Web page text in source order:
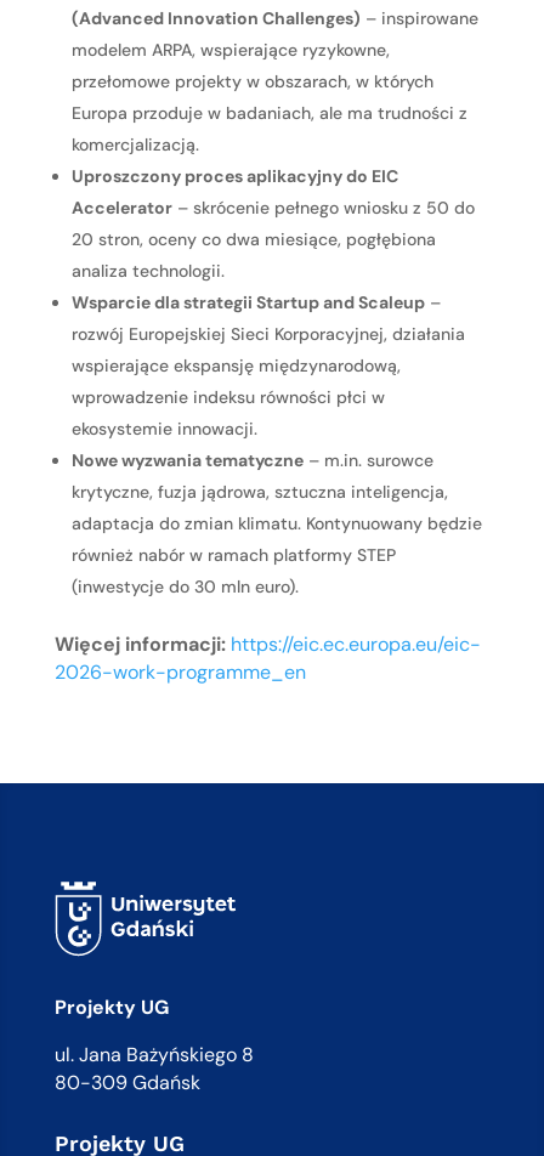
(Advanced Innovation Challenges) – inspirowane
modelem ARPA, wspierające ryzykowne,
przełomowe projekty w obszarach, w których
Europa przoduje w badaniach, ale ma trudności z
komercjalizacją.
Uproszczony proces aplikacyjny do EIC
Accelerator– skrócenie pełnego wniosku z 50 do
20 stron, oceny co dwa miesiące, pogłębiona
analiza technologii.
Wsparcie dla strategii Startup and Scaleup–
rozwój Europejskiej Sieci Korporacyjnej, działania
wspierające ekspansję międzynarodową,
wprowadzenie indeksu równości płci w
ekosystemie innowacji.
Nowe wyzwania tematyczne– m.in. surowce
krytyczne, fuzja jądrowa, sztuczna inteligencja,
adaptacja do zmian klimatu. Kontynuowany będzie
również nabór w ramach platformy STEP
(inwestycje do 30 mln euro).
Więcej informacji: https://eic.ec.europa.eu/eic-
2026-work-programme_en
Projekty UG
ul. Jana Bażyńskiego 8
80-309 Gdańsk
Projekty UG